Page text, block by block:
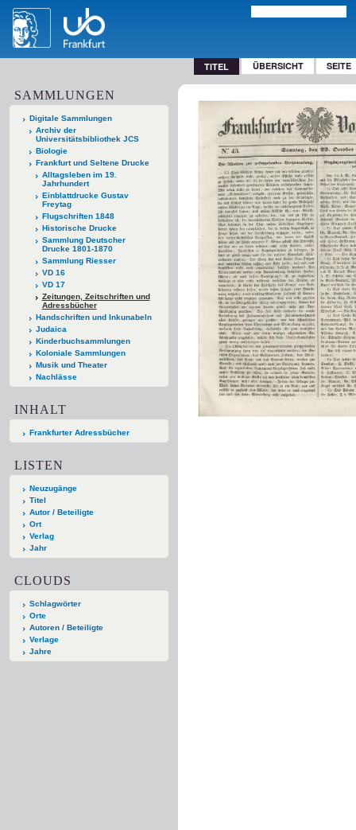
TITEL ÜBERSICHT SEITE
SAMMLUNGEN
Digitale Sammlungen
Archiv der
Universitätsbibliothek JCS
Biologie
Frankfurt und Seltene Drucke
Alltagsleben im 19.
Jahrhundert
Einblattdrucke Gustav
Freytag
Flugschriften 1848
Historische Drucke
Sammlung Deutscher
Drucke 1801-1870
Sammlung Riesser
VD 16
VD 17
Zeitungen, Zeitschriften und
Adressbücher
Handschriften und Inkunabeln
Judaica
Kinderbuchsammlungen
Koloniale Sammlungen
Musik und Theater
Nachlässe
INHALT
Frankfurter Adressbücher
LISTEN
Neuzugänge
Titel
Autor / Beteiligte
Ort
Verlag
Jahr
CLOUDS
Schlagwörter
Orte
Autoren / Beteiligte
Verlage
Jahre